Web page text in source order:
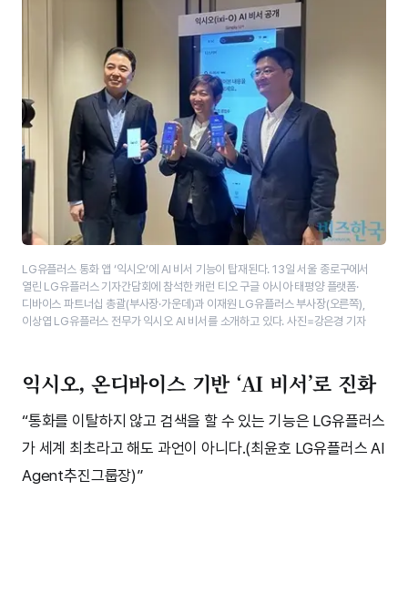
LG유플러스 통화 앱 ‘익시오’에 AI 비서 기능이 탑재된다. 13일 서울 종로구에서
열린 LG유플러스 기자간담회에 참석한 캐런 티오 구글 아시아 태평양 플랫폼·
디바이스 파트너십 총괄(부사장·가운데)과 이재원 LG유플러스 부사장(오른쪽),
이상엽 LG유플러스 전무가 익시오 AI 비서를 소개하고 있다. 사진=강은경 기자
익시오, 온디바이스 기반 ‘AI 비서’로 진화
“통화를 이탈하지 않고 검색을 할 수 있는 기능은 LG유플러스
가 세계 최초라고 해도 과언이 아니다.(최윤호 LG유플러스 AI
Agent추진그룹장)”